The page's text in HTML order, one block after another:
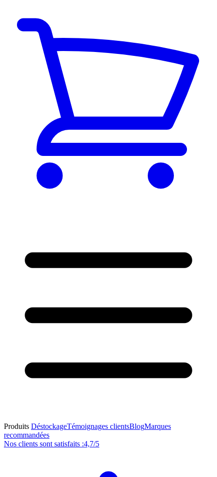
Produits DéstockageTémoignages clientsBlogMarques
recommandées
Nos clients sont satisfaits :4,7/5